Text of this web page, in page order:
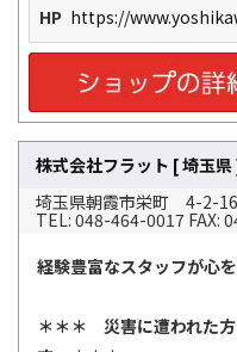
HP https://
株式会社フラット [ 埼玉県
埼玉県朝霞市栄町 4-2-16
TEL: 048-464-0017 FAX:
経験豊富なスタッフが心
＊＊＊ 災害に遭われた